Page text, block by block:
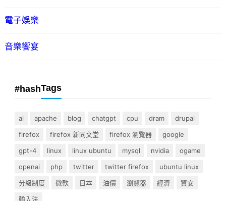
電子娛樂
音樂饗宴
#hashTags
ai apache blog chatgpt cpu dram
drupal
firefox
firefox 新同文堂 firefox 瀏覽器
google
gpt-4
linux linux ubuntu mysql nvidia
ogame
openai
php twitter twitter firefox
ubuntu linux
分級制度
微軟 日本 油價 瀏覽器 經濟
資安
輸入法